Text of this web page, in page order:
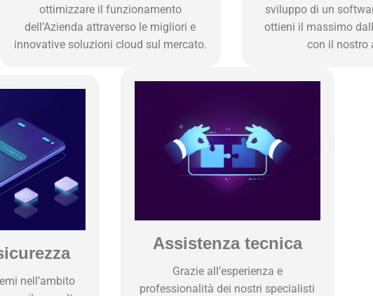
ottimizzare il funzionamento
dell’Azienda attraverso le migliori e
innovative soluzioni cloud sul mercato.
sviluppo di un
ottieni il massimo
con il nostro
nell’ambito
Assistenza tecnica
Grazie all’esperienza e
professionalità dei nostri specialisti